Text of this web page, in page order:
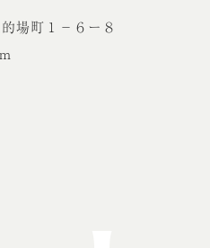
場町１－６ー８